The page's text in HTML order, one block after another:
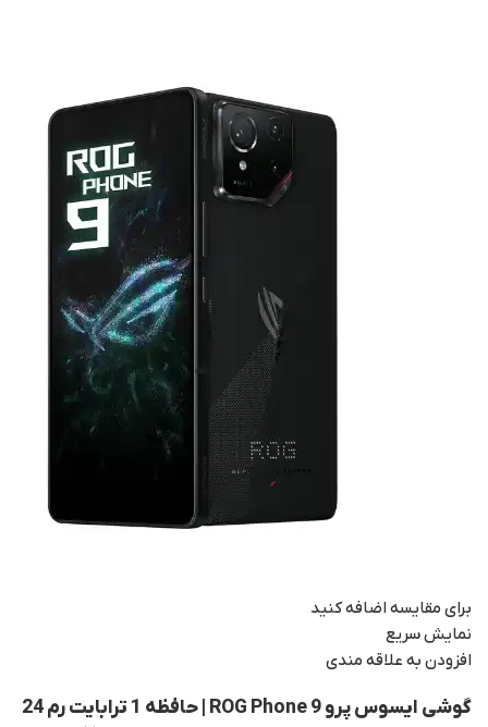
برای مقایسه اضافه کنید
نمایش سریع
افزودن به علاقه مندی
گوشی ایسوس پرو ROG Phone 9 | حافظه 1 ترابایت رم 24